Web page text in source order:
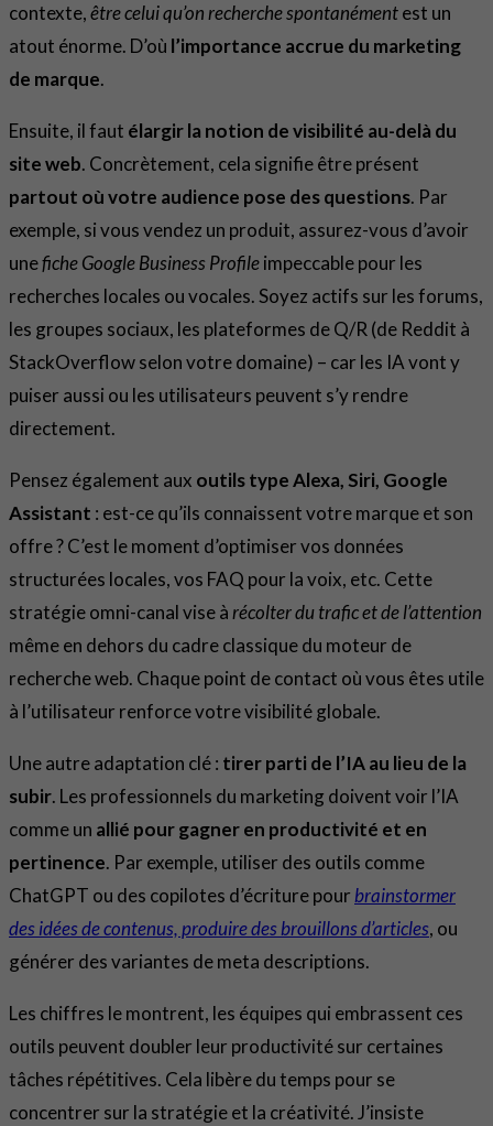
contexte,être celui qu’on recherche spontanémentest un
atout énorme. D’où l’importance accrue du marketing
de marque.
Ensuite, il faut élargir la notion de visibilité au-delà du
site web. Concrètement, cela signifie être présent
partout où votre audience pose des questions. Par
exemple, si vous vendez un produit, assurez-vous d’avoir
unefiche Google Business Profileimpeccable pour les
recherches locales ou vocales. Soyez actifs sur les forums,
les groupes sociaux, les plateformes de Q/R (de Reddit à
StackOverflow selon votre domaine) – car les IA vont y
puiser aussi ou les utilisateurs peuvent s’y rendre
directement.
Pensez également aux outils type Alexa, Siri, Google
Assistant : est-ce qu’ils connaissent votre marque et son
offre ? C’est le moment d’optimiser vos données
structurées locales, vos FAQ pour la voix, etc. Cette
stratégie omni-canal vise àrécolter du trafic et de l’attention
même en dehors du cadre classique du moteur de
recherche web. Chaque point de contact où vous êtes utile
à l’utilisateur renforce votre visibilité globale.
Une autre adaptation clé : tirer parti de l’IA au lieu de la
subir. Les professionnels du marketing doivent voir l’IA
comme un allié pour gagner en productivité et en
pertinence. Par exemple, utiliser des outils comme
ChatGPT ou des copilotes d’écriture pourbrainstormer
des idées de contenus, produire des brouillons d’articles, ou
générer des variantes de meta descriptions.
Les chiffres le montrent, les équipes qui embrassent ces
outils peuvent doubler leur productivité sur certaines
tâches répétitives. Cela libère du temps pour se
concentrer sur la stratégie et la créativité. J’insiste